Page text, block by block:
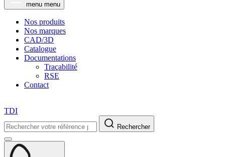
menu menu
Nos produits
Nos marques
CAD/3D
Catalogue
Documentations
Traçabilité
RSE
Contact
TDI
Rechercher